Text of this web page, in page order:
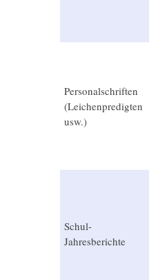
Personalschriften
(Leichenpredigten
usw.)
Schul-
Jahresberichte